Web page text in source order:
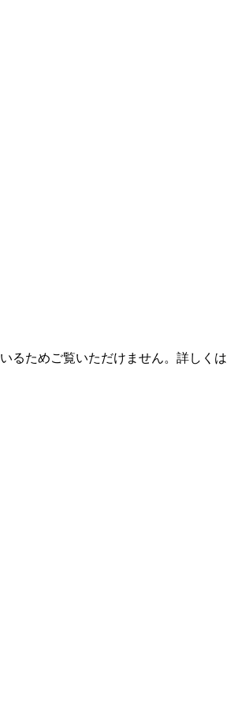
るためご覧いただけません。詳しくは